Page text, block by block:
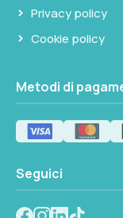
Privacy policy
Cookie policy
Metodi di
Seguici